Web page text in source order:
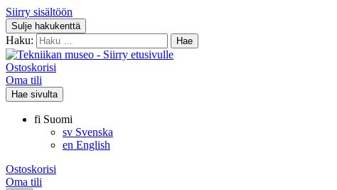
Siirry sisältöön
Sulje hakukenttä
Haku:
Ostoskorisi
Oma tili
Hae sivulta
fi Suomi
sv Svenska
en English
Ostoskorisi
Oma tili